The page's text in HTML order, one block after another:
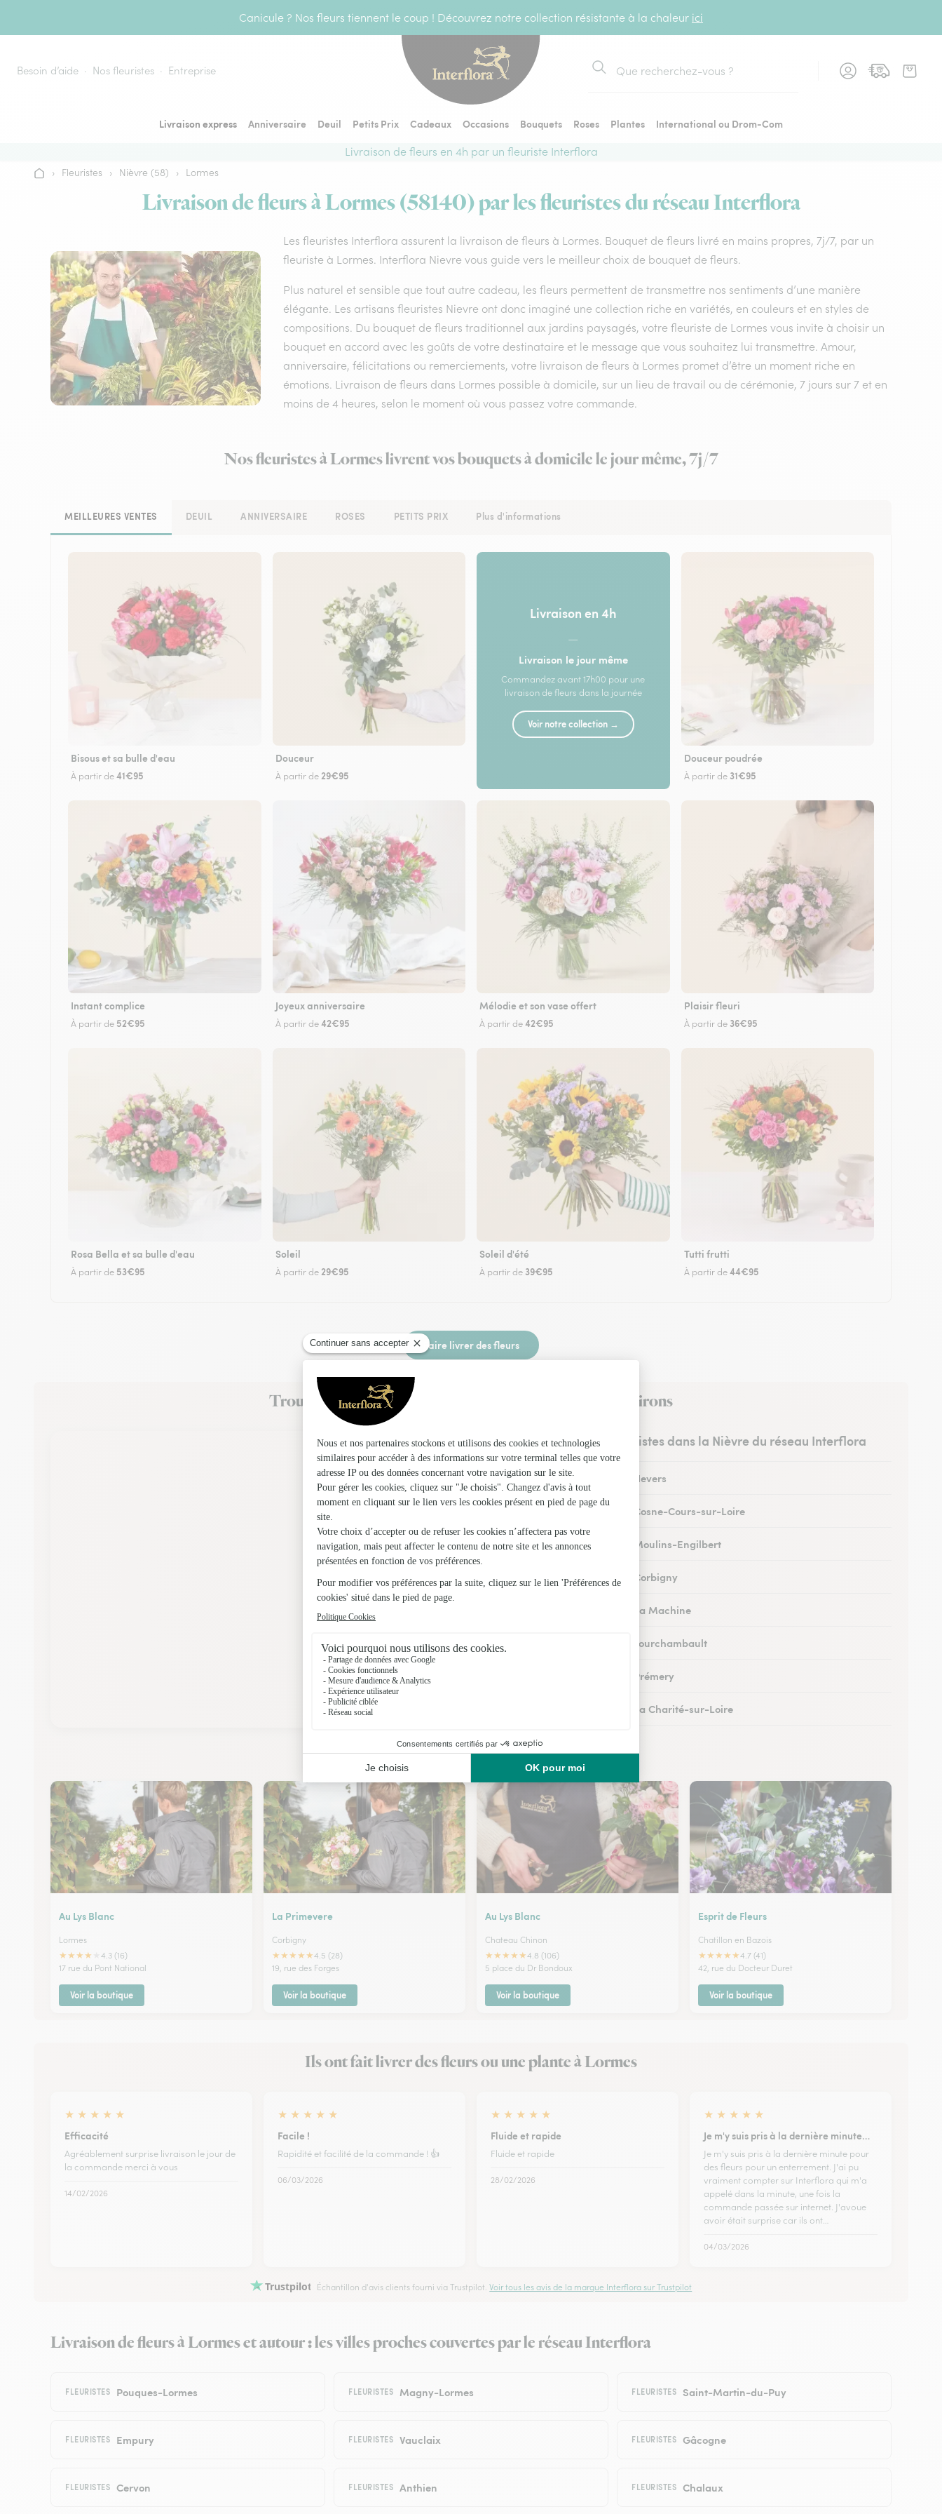
Canicule ? Nos fleurs tiennent le coup ! Découvrez notre collection résistante à la chaleur ici
Besoin d’aide Nos fleuristes Entreprise
Rechercher
Livraison express Anniversaire Deuil Petits Prix Cadeaux Occasions Bouquets Roses Plantes
International ou Drom-Com
Livraison de fleurs en 4h par un fleuriste Interflora
Accueil
› Fleuristes › Nièvre (58) › Lormes
Livraison de fleurs à Lormes (58140) par les fleuristes du réseau Interflora
Les fleuristes Interflora assurent la livraison de fleurs à Lormes. Bouquet de fleurs livré en mains propres, 7j/7, par un
fleuriste à Lormes. Interflora Nievre vous guide vers le meilleur choix de bouquet de fleurs.
Plus naturel et sensible que tout autre cadeau, les fleurs permettent de transmettre nos sentiments d’une manière
élégante. Les artisans fleuristes Nievre ont donc imaginé une collection riche en variétés, en couleurs et en styles de
compositions. Du bouquet de fleurs traditionnel aux jardins paysagés, votre fleuriste de Lormes vous invite à choisir un
bouquet en accord avec les goûts de votre destinataire et le message que vous souhaitez lui transmettre. Amour,
anniversaire, félicitations ou remerciements, votre livraison de fleurs à Lormes promet d’être un moment riche en
émotions. Livraison de fleurs dans Lormes possible à domicile, sur un lieu de travail ou de cérémonie, 7 jours sur 7 et en
moins de 4 heures, selon le moment où vous passez votre commande.
Nos fleuristes à Lormes livrent vos bouquets à domicile le jour même, 7j/7
MEILLEURES VENTES DEUIL ANNIVERSAIRE ROSES PETITS PRIX Plus d'informations
Bisous et sa bulle d'eau
À partir de41€95
Douceur
À partir de 29€95
Livraison en 4h
—
Livraison le jour même
Commandez avant 17h00 pour une
livraison de fleurs dans la journée
Voir notre collection →
Douceur poudrée
À partir de 31€95
Instant complice
À partir de 52€95
Joyeux anniversaire
À partir de42€95
Mélodie et son vase offert
À partir de42€95
Plaisir fleuri
À partir de 36€95
Rosa Bella et sa bulle d'eau
À partir de 53€95
Soleil
À partir de 29€95
Soleil d'été
À partir de 39€95
Tutti frutti
À partir de44€95
Faire livrer des fleurs
Trouvez un fleuriste Interflora à Lormes et dans ses environs
Les fleuristes dans la Nièvre du réseau Interflora
Fleuristes à Nevers
Fleuristes à Cosne-Cours-sur-Loire
Fleuristes à Moulins-Engilbert
Fleuristes à Corbigny
Fleuristes à La Machine
Fleuristes à Fourchambault
Fleuristes à Prémery
Fleuristes à La Charité-sur-Loire
Fleuristes à Cercy-la-Tour
Nos fleuristes à Lormes
Au Lys Blanc
Lormes
★★★★
4.3 (16)
17 rue du Pont National
Voir la boutique
La Primevere
Corbigny
★★★★★4.5 (28)
19, rue des Forges
Voir la boutique
Au Lys Blanc
Chateau Chinon
★★★★★4.8 (106)
5 place du Dr Bondoux
Voir la boutique
Esprit de Fleurs
Chatillon en Bazois
★★★★★4.7 (41)
42, rue du Docteur Duret
Voir la boutique
Ils ont fait livrer des fleurs ou une plante à Lormes
★ ★ ★ ★ ★
Efficacité
Agréablement surprise livraison le jour de
la commande merci à vous
14/02/2026
★ ★ ★ ★ ★
Facile !
Rapidité et facilité de la commande ! 👍
06/03/2026
★ ★ ★ ★ ★
Fluide et rapide
Fluide et rapide
28/02/2026
★ ★ ★ ★ ★
Je m'y suis pris à la dernière minute…
Je m'y suis pris à la dernière minute pour
des fleurs pour un enterrement. J'ai pu
vraiment compter sur Interflora qui m'a
appelé dans la minute, une fois la
commande passée sur internet. J'avoue
avoir était surprise car ils ont…
04/03/2026
Trustpilot Échantillon d'avis clients fourni via Trustpilot.Voir tous les avis de la marque Interflora sur Trustpilot
Livraison de fleurs à Lormes et autour : les villes proches couvertes par le réseau Interflora
FLEURISTES Pouques-Lormes FLEURISTES Magny-Lormes FLEURISTES Saint-Martin-du-Puy
FLEURISTES Empury FLEURISTES Vauclaix FLEURISTES Gâcogne
FLEURISTES Cervon FLEURISTES Anthien FLEURISTES Chalaux